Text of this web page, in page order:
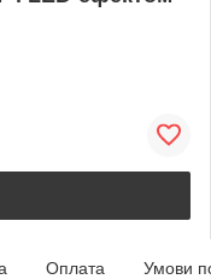
Оплата Умови